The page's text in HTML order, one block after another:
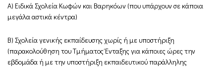
Α) Ειδικά Σχολεία Κωφών και Βαρηκόων (που υπάρχουν σε κάποια
μεγάλα αστικά κέντρα)
Β) Σχολεία γενικής εκπαίδευσης χωρίς ή με υποστήριξη
(παρακολούθηση του Τμήματος Ένταξης για κάποιες ώρες την
εβδομάδα ή με την υποστήριξη εκπαιδευτικού παράλληλης